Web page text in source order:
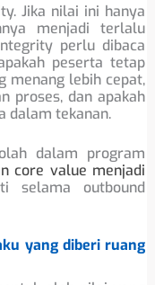
Jika nilai ini hanya
menjadi terlalu
perlu dibaca
peserta tetap
menang lebih cepat,
proses, dan apakah
dalam tekanan.
dalam program
core value menjadi
selama outbound
yang diberi ruang